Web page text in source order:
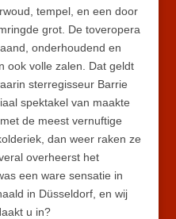
tempel, en een door
grot. De toveropera
onderhoudend en
ook volle zalen. Dat geldt
sterregisseur Barrie
spektakel van maakte
de meest vernuftige
dan weer raken ze
overheerst het
een ware sensatie in
in Düsseldorf, en wij
u in?